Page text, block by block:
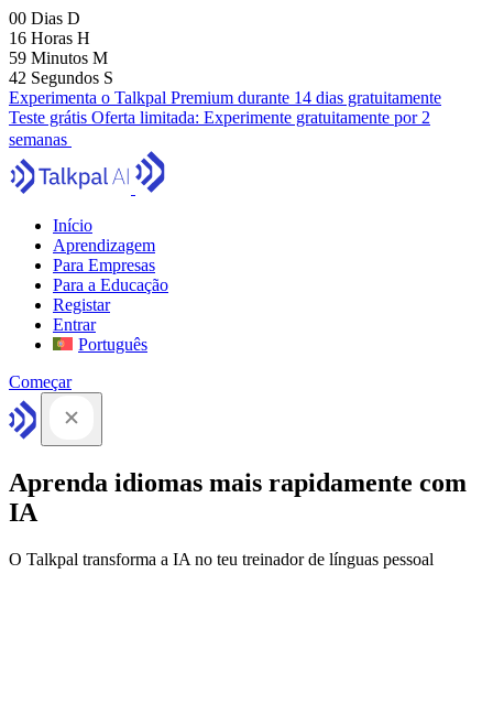
00 Dias D
16 Horas H
59 Minutos M
41 Segundos S
Experimenta o Talkpal Premium durante 14 dias gratuitamente
Teste grátis Oferta limitada: Experimente gratuitamente por 2
semanas
Início
Aprendizagem
Para Empresas
Para a Educação
Registar
Entrar
Português
Começar
Aprenda idiomas mais rapidamente com
IA
O Talkpal transforma a IA no teu treinador de línguas pessoal